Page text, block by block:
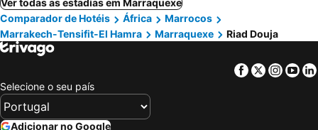
Ver todas as estadias em Marraquexe
Comparador de Hotéis
África
Marrocos
Marrakech-Tensifit-El Hamra
Marraquexe Riad Douja
Facebook
Twitter
Selecione o seu país
Adicionar no Google